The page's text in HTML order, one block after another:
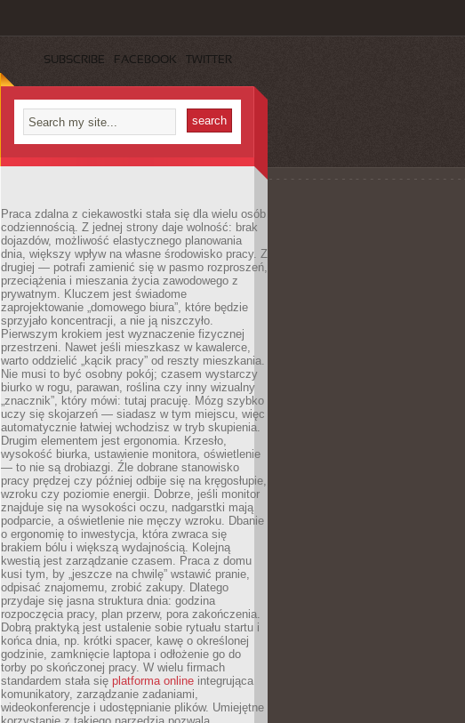
SUBSCRIBE FACEBOOK TWITTER
Praca zdalna z ciekawostki stała się dla wielu osób
codziennością. Z jednej strony daje wolność: brak
dojazdów, możliwość elastycznego planowania
dnia, większy wpływ na własne środowisko pracy. Z
drugiej — potrafi zamienić się w pasmo rozproszeń,
przeciążenia i mieszania życia zawodowego z
prywatnym. Kluczem jest świadome
zaprojektowanie „domowego biura”, które będzie
sprzyjało koncentracji, a nie ją niszczyło.
Pierwszym krokiem jest wyznaczenie fizycznej
przestrzeni. Nawet jeśli mieszkasz w kawalerce,
warto oddzielić „kącik pracy” od reszty mieszkania.
Nie musi to być osobny pokój; czasem wystarczy
biurko w rogu, parawan, roślina czy inny wizualny
„znacznik”, który mówi: tutaj pracuję. Mózg szybko
uczy się skojarzeń — siadasz w tym miejscu, więc
automatycznie łatwiej wchodzisz w tryb skupienia.
Drugim elementem jest ergonomia. Krzesło,
wysokość biurka, ustawienie monitora, oświetlenie
— to nie są drobiazgi. Źle dobrane stanowisko
pracy prędzej czy później odbije się na kręgosłupie,
wzroku czy poziomie energii. Dobrze, jeśli monitor
znajduje się na wysokości oczu, nadgarstki mają
podparcie, a oświetlenie nie męczy wzroku. Dbanie
o ergonomię to inwestycja, która zwraca się
brakiem bólu i większą wydajnością. Kolejną
kwestią jest zarządzanie czasem. Praca z domu
kusi tym, by „jeszcze na chwilę” wstawić pranie,
odpisać znajomemu, zrobić zakupy. Dlatego
przydaje się jasna struktura dnia: godzina
rozpoczęcia pracy, plan przerw, pora zakończenia.
Dobrą praktyką jest ustalenie sobie rytuału startu i
końca dnia, np. krótki spacer, kawę o określonej
godzinie, zamknięcie laptopa i odłożenie go do
torby po skończonej pracy. W wielu firmach
standardem stała się platforma online integrująca
komunikatory, zarządzanie zadaniami,
wideokonferencje i udostępnianie plików. Umiejętne